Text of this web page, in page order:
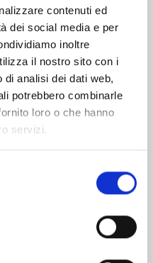
contenuti ed
dei social media e per
inoltre
il nostro sito con i
analisi dei dati web,
potrebbero combinarle
loro o che hanno
servizi.
serie